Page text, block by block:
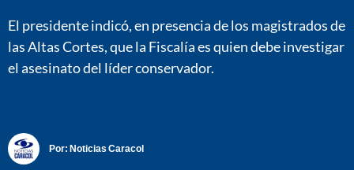
El presidente indicó, en presencia de los magistrados de
las Altas Cortes, que la Fiscalía es quien debe investigar
el asesinato del líder conservador.
Por: Noticias Caracol